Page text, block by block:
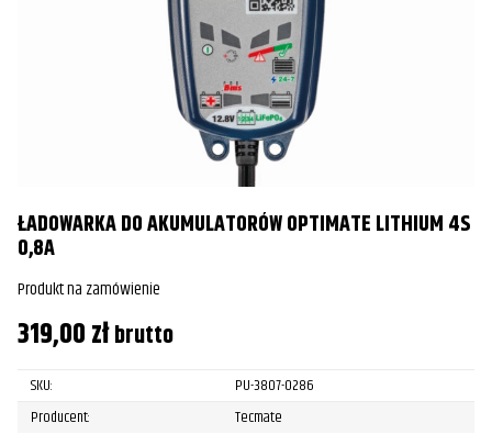
ŁADOWARKA DO AKUMULATORÓW OPTIMATE LITHIUM 4S
0,8A
Produkt na zamówienie
319,00złbrutto
SKU:
PU-3807-0286
Producent:
Tecmate